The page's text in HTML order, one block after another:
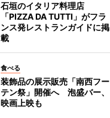
石垣のイタリア料理店
「PIZZA DA TUTTI」がフラ
ンス発レストランガイドに掲
載
食べる
装飾品の展示販売「南西フー
テン祭」開催へ 泡盛バー、
映画上映も